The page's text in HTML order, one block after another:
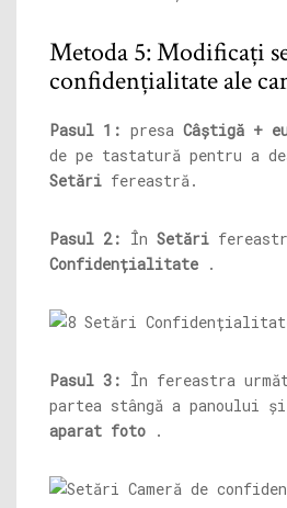
Metoda 5: Modificați
confidențialitate ale
Pasul 1: presa Câștigă +
de pe tastatură pentru a
Setări fereastră.
Pasul 2: În Setări
Confidențialitate .
Pasul 3: În fereastra
partea stângă a panoului
aparat foto .